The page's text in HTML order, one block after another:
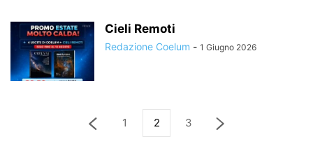
Cieli Remoti
Redazione Coelum - 1 Giugno 2026
1 2 3